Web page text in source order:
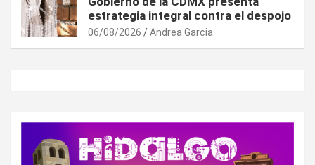
estrategia integral contra el despojo
06/08/2026 Andrea Garcia